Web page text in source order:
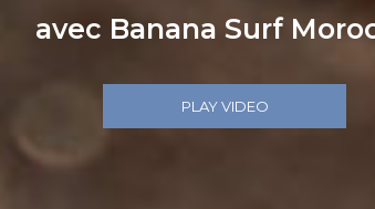
avec Banana Surf
PLAY VIDEO